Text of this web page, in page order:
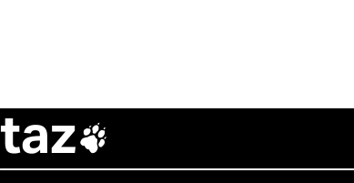
taz